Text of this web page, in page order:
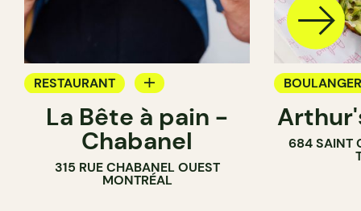
RESTAURANT
CAFÉ
PÂTISSERIE
BOULANGERIE
La Bête à pain -
Chabanel
315 RUE CHABANEL OUEST
MONTRÉAL
COMPTOIR
684 SAINT